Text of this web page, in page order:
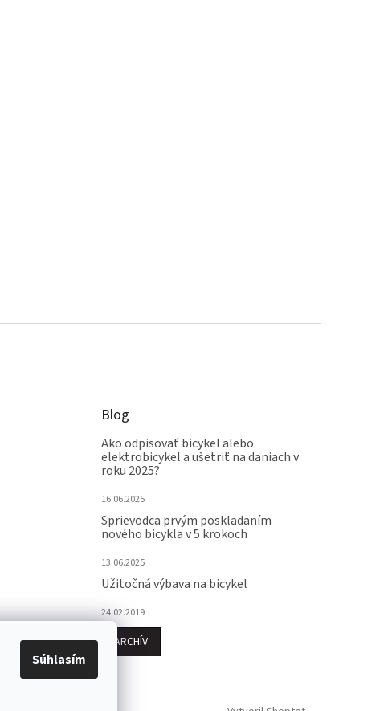
Súhlasím
Blog
Ako odpisovať bicykel alebo
elektrobicykel a ušetriť na daniach v
roku 2025?
16.06.2025
Sprievodca prvým poskladaním
nového bicykla v 5 krokoch
13.06.2025
Užitočná výbava na bicykel
24.02.2019
ARCHÍV